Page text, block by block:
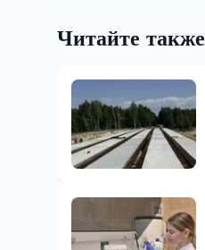
Читайте также